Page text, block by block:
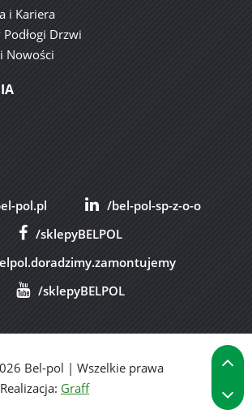
i Kariera
Drzwi
Nowości
pol.pl
/bel-pol-sp-z-o-o
/sklepyBELPOL
/sklepyBELPOL
Bel-pol | Wszelkie prawa
Graff